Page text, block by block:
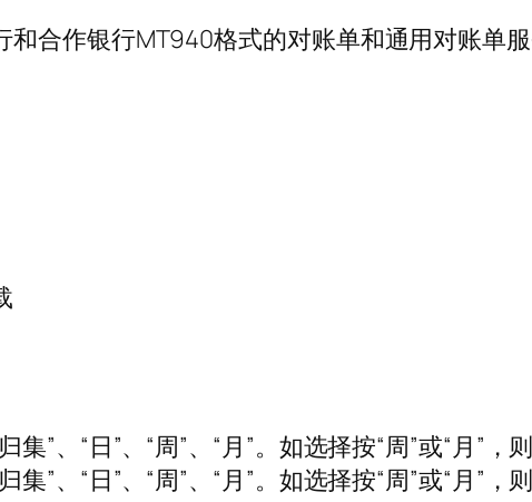
合作银行MT940格式的对账单和通用对账单服
”、“日”、“周”、“月”。如选择按“周”或“月”，
”、“日”、“周”、“月”。如选择按“周”或“月”，